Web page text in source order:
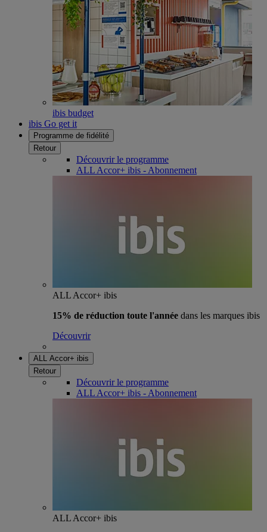
ibis budget
ibis Go get it
Programme de fidélité
Retour
Découvrir le programme
ALL Accor+ ibis - Abonnement
ALL Accor+ ibis
15% de réduction toute l'année dans les marques ibis
Découvrir
ALL Accor+ ibis
Retour
Découvrir le programme
ALL Accor+ ibis - Abonnement
ALL Accor+ ibis